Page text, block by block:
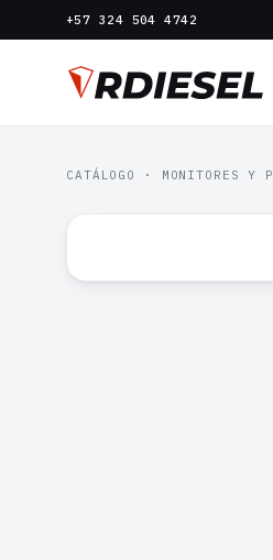
+57 324 504 4742
CATÁLOGO · MONITORES Y